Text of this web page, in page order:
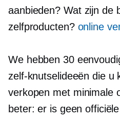
aanbieden? Wat zijn de
zelfproducten? online
We hebben 30
zelf-knutselideeën die u
verkopen met minimale
beter: er is geen